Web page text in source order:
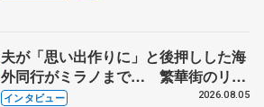
夫が「思い出作りに」と後押しした海
外同行がミラノまで… 繁華街のリン
クでは不良のお兄さんも味方に 小林
インタビュー 2026.08.05